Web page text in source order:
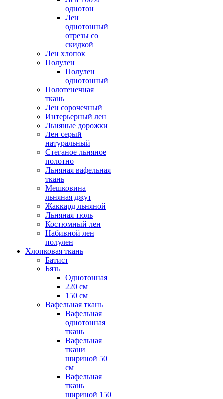
однотон
Лен
однотонный
отрезы со
скидкой
Лен хлопок
Полулен
Полулен
однотонный
Полотенечная
ткань
Лен сорочечный
Интерьерный лен
Льняные дорожки
Лен серый
натуральный
Стеганое льняное
полотно
Льняная вафельная
ткань
Мешковина
льняная джут
Жаккард льняной
Льняная тюль
Костюмный лен
Набивной лен
полулен
Хлопковая ткань
Батист
Бязь
Однотонная
220 см
150 см
Вафельная ткань
Вафельная
однотонная
ткань
Вафельная
ткани
шириной 50
см
Вафельная
ткань
шириной 150